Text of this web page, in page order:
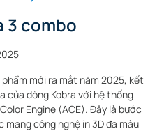
3 combo
mới ra mắt năm 2025, kết
của dòng Kobra với hệ thống
Engine (ACE). Đây là bước
công nghệ in 3D đa màu